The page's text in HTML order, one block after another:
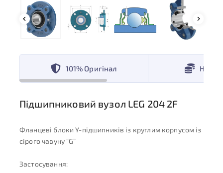
101% Оригінал
Підшипниковий вузол LEG 204 2F
Фланцеві блоки Y-підшипників із круглим корпусом із
сірого чавуну “G”
Застосування: